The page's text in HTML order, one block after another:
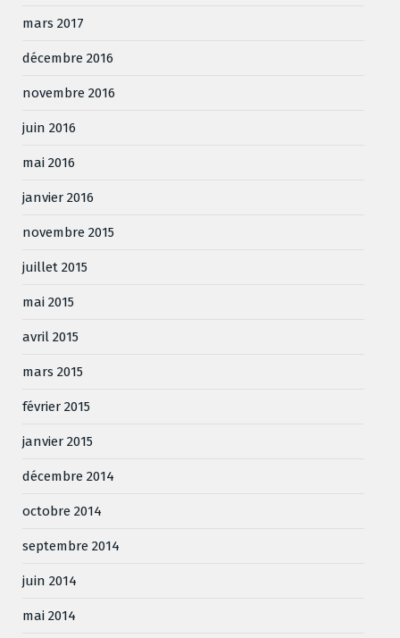
mars 2017
décembre 2016
novembre 2016
juin 2016
mai 2016
janvier 2016
novembre 2015
juillet 2015
mai 2015
avril 2015
mars 2015
février 2015
janvier 2015
décembre 2014
octobre 2014
septembre 2014
juin 2014
mai 2014